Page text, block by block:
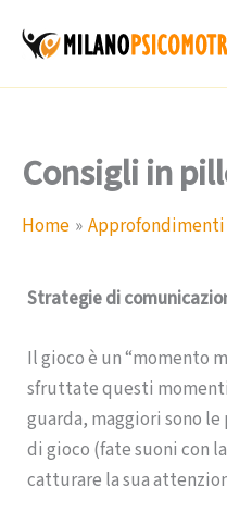
Consigli in
Home Approfondimenti
Strategie di
Il gioco è un “momento
sfruttate questi
guarda, maggiori sono
di gioco (fate suoni con
catturare la sua